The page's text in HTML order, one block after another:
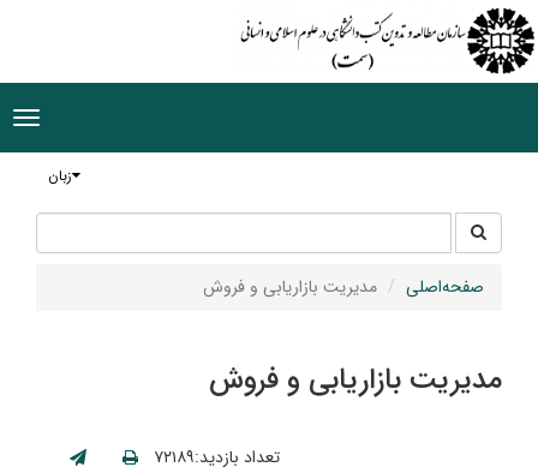
زبان
جستجو
در
سایت
صفحه‌اصلی مدیریت بازاریابی و فروش
مدیریت بازاریابی و فروش
تعداد بازدید:۷۲۱۸۹